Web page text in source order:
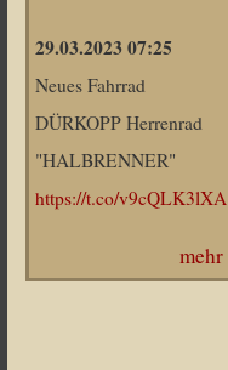
29.03.2023 07:25
Neues Fahrrad
DÜRKOPP Herrenrad
"HALBRENNER"
https://t.co/v9cQLK3lXA
mehr